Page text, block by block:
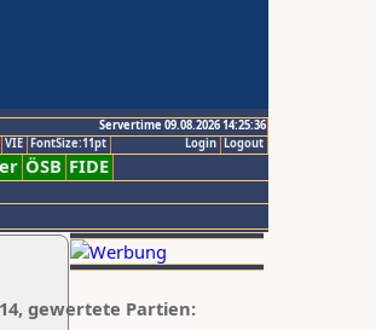
Servertime 09.08.2026 14:25:36
Logout
Login
VIE FontSize:11pt
ÖSB FIDE
gewertete Partien: